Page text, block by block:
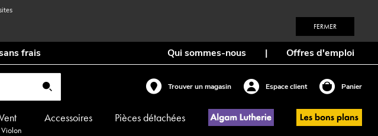
FERMER
frais Qui sommes-nous | Offres d'emploi
Trouver un magasin Espace client Panier
Accessoires Pièces détachées